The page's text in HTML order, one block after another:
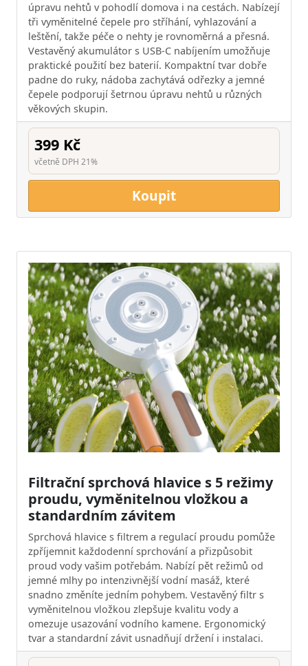
úpravu nehtů v pohodlí domova i na cestách. Nabízejí
tři vyměnitelné čepele pro stříhání, vyhlazování a
leštění, takže péče o nehty je rovnoměrná a přesná.
Vestavěný akumulátor s USB-C nabíjením umožňuje
praktické použití bez baterií. Kompaktní tvar dobře
padne do ruky, nádoba zachytává odřezky a jemné
čepele podporují šetrnou úpravu nehtů u různých
věkových skupin.
399 Kč
včetně DPH 21%
Koupit
Filtrační sprchová hlavice s 5 režimy
proudu, vyměnitelnou vložkou a
standardním závitem
Sprchová hlavice s filtrem a regulací proudu pomůže
zpříjemnit každodenní sprchování a přizpůsobit
proud vody vašim potřebám. Nabízí pět režimů od
jemné mlhy po intenzivnější vodní masáž, které
snadno změníte jedním pohybem. Vestavěný filtr s
vyměnitelnou vložkou zlepšuje kvalitu vody a
omezuje usazování vodního kamene. Ergonomický
tvar a standardní závit usnadňují držení i instalaci.